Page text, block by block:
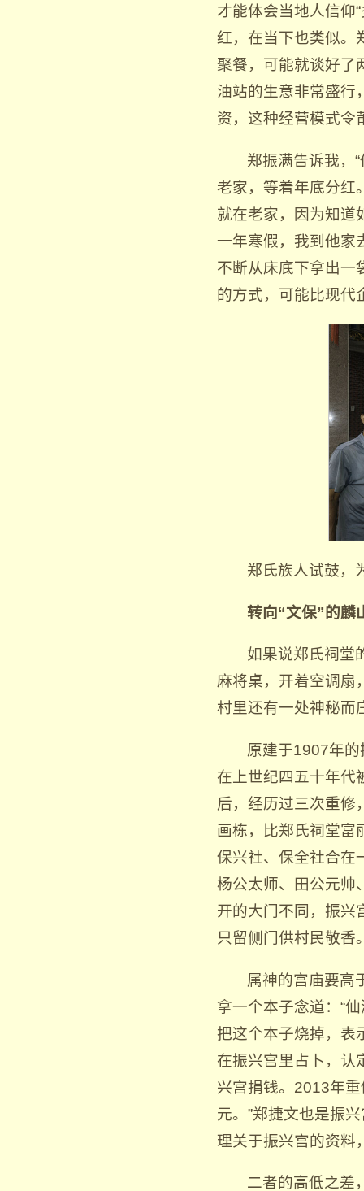
才能体会当地人信仰
红，在当下也类似。
聚餐，可能就谈好了
油站的生意非常盛行
资，这种经营模式令
郑振满告诉我，
老家，等着年底分红
就在老家，因为知道
一年寒假，我到他家
不断从床底下拿出一
的方式，可能比现代
郑氏族人试鼓，
转向“文保”的麟
如果说郑氏祠堂
麻将桌，开着空调扇
村里还有一处神秘
原建于1907年
在上世纪四五十年代
后，经历过三次重修
画栋，比郑氏祠堂富
保兴社、保全社合在
杨公太师、田公元帅
开的大门不同，振兴
只留侧门供村民敬香
属神的宫庙要高
拿一个本子念道：“
把这个本子烧掉，表
在振兴宫里占卜，认
兴宫捐钱。2013年
元。”郑捷文也是振
理关于振兴宫的资料
二者的高低之差